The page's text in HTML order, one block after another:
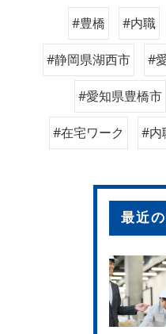
#豊橋 #内職
#静岡県湖西市 #
#愛知県豊橋市
#在宅ワーク #内
最近